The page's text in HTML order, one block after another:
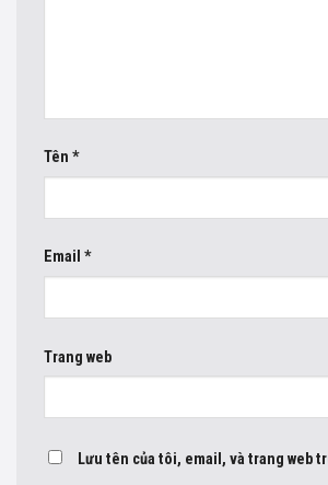
Tên *
Email *
Trang web
Lưu tên của tôi, email, và trang web